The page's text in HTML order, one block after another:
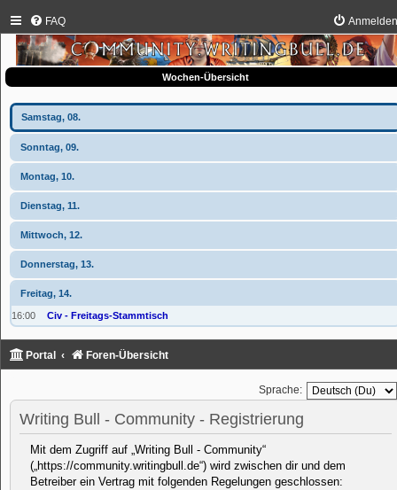
FAQ
Wochen-Übersicht
Samstag, 08.
Sonntag, 09.
Montag, 10.
Dienstag, 11.
Mittwoch, 12.
Donnerstag, 13.
Freitag, 14.
16:00 Civ - Freitags-Stammtisch
Portal Foren-Übersicht
Sprache:
Writing Bull - Community - Registrierung
Mit dem Zugriff auf „Writing Bull - Community“
(„https://community.writingbull.de“) wird zwischen dir und dem
Betreiber ein Vertrag mit folgenden Regelungen geschlossen: